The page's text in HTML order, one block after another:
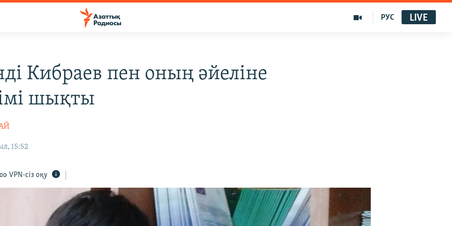
РУС LIVE
Кибраев пен оның әйеліне
шықты
15:52
VPN-сіз оқу